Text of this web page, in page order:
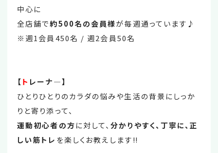
中心に
全店舗で約500名の会員様が毎週通っています♪
※週1会員450名 / 週2会員50名
【ト レーナ―】
ひとりひとりのカラダの悩みや生活の背景にしっか
りと寄り添って、
運動初心者の方に対して、分かりやすく、丁寧に、正
しい筋トレ を楽しくお教えします‼